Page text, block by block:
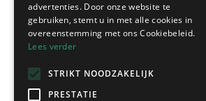
gratis & vrijblijvend!
advertenties. Door onze website te
gebruiken, stemt u in met alle cookies in
overeenstemming met ons Cookiebeleid.
Lees verder
STRIKT NOODZAKELIJK
PRESTATIE